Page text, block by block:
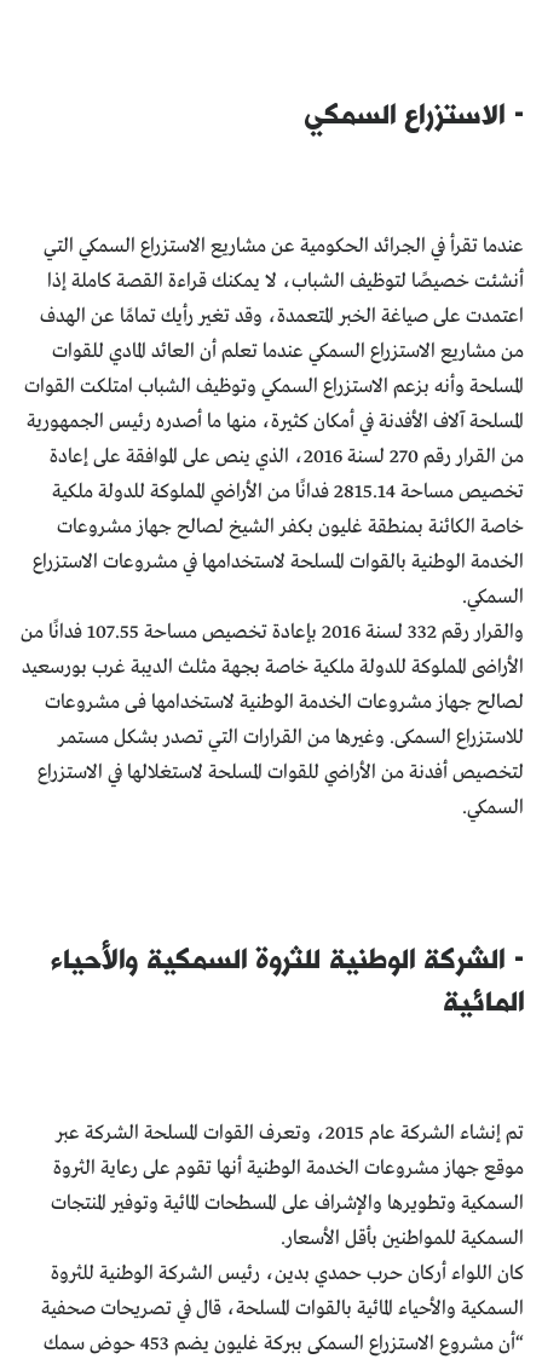
- الاستزراع السمكي
عندما تقرأ في الجرائد الحكومية عن مشاريع الاستزراع السمكي التي
أنشئت خصيصًا لتوظيف الشباب، لا يمكنك قراءة القصة كاملة إذا
اعتمدت على صياغة الخبر المتعمدة، وقد تغير رأيك تمامًا عن الهدف
من مشاريع الاستزراع السمكي عندما تعلم أن العائد المادي للقوات
المسلحة وأنه بزعم الاستزراع السمكي وتوظيف الشباب امتلكت القوات
المسلحة آلاف الأفدنة في أمكان كثيرة، منها ما أصدره رئيس الجمهورية
من القرار رقم 270 لسنة 2016، الذي ينص على الموافقة على إعادة
تخصيص مساحة 2815.14 فدانًا من الأراضي المملوكة للدولة ملكية
خاصة الكائنة بمنطقة غليون بكفر الشيخ لصالح جهاز مشروعات
الخدمة الوطنية بالقوات المسلحة لاستخدامها في مشروعات الاستزراع
السمكي.
والقرار رقم 332 لسنة 2016 بإعادة تخصيص مساحة 107.55 فدانًا من
الأراضى المملوكة للدولة ملكية خاصة بجهة مثلث الديبة غرب بورسعيد
لصالح جهاز مشروعات الخدمة الوطنية لاستخدامها فى مشروعات
للاستزراع السمكى. وغيرها من القرارات التي تصدر بشكل مستمر
لتخصيص أفدنة من الأراضي للقوات المسلحة لاستغلالها في الاستزراع
السمكي.
- الشركة الوطنية للثروة السمكية والأحياء
المائية
تم إنشاء الشركة عام 2015، وتعرف القوات المسلحة الشركة عبر
موقع جهاز مشروعات الخدمة الوطنية أنها تقوم على رعاية الثروة
السمكية وتطويرها والإشراف على المسطحات المائية وتوفير المنتجات
السمكية للمواطنين بأقل الأسعار.
كان اللواء أركان حرب حمدي بدين، رئيس الشركة الوطنية للثروة
السمكية والأحياء المائية بالقوات المسلحة، قال في تصريحات صحفية
“أن مشروع الاستزراع السمكى ببركة غليون يضم 453 حوض سمك